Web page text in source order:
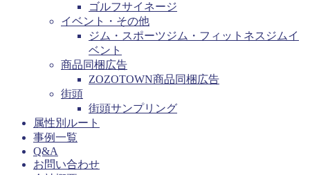
ゴルフサイネージ
イベント・その他
ジム・スポーツジム・フィットネスジムイ
ベント
商品同梱広告
ZOZOTOWN商品同梱広告
街頭
街頭サンプリング
属性別ルート
事例一覧
Q&A
お問い合わせ